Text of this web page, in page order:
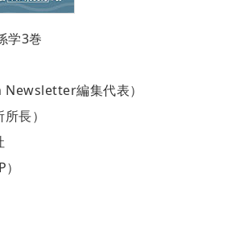
学3巻
編集代表）
長）